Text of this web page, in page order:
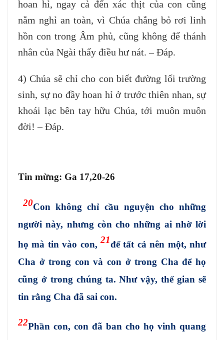
hoan hỉ, ngay cả đến xác thịt của con cũng
nằm nghỉ an toàn, vì Chúa chẳng bỏ rơi linh
hồn con trong Âm phủ, cũng không để thánh
nhân của Ngài thấy điều hư nát. – Đáp.
4) Chúa sẽ chỉ cho con biết đường lối trường
sinh, sự no đầy hoan hỉ ở trước thiên nhan, sự
khoái lạc bên tay hữu Chúa, tới muôn muôn
đời! – Đáp.
Tin mừng: Ga 17,20-26
20Con không chỉ cầu nguyện cho những
người này, nhưng còn cho những ai nhờ lời
họ mà tin vào con, 21để tất cả nên một, như
Cha ở trong con và con ở trong Cha để họ
cũng ở trong chúng ta. Như vậy, thế gian sẽ
tin rằng Cha đã sai con.
22Phần con, con đã ban cho họ vinh quang